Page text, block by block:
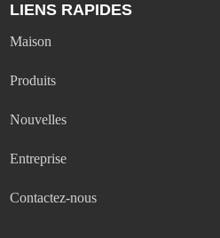
LIENS RAPIDES
Maison
Produits
Nouvelles
Entreprise
Contactez-nous